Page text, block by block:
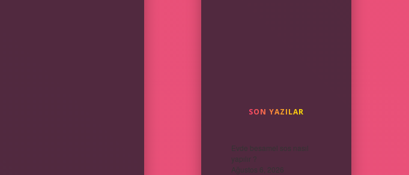
SON YAZILAR
Evde besamel sos nasıl
yapılır ?
Ağustos 6, 2026